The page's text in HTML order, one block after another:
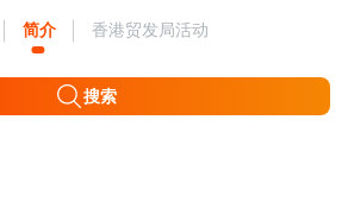
简介 香港贸发局活动
搜索